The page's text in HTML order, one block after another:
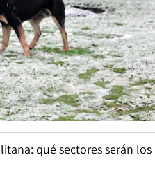
qué sectores serán los